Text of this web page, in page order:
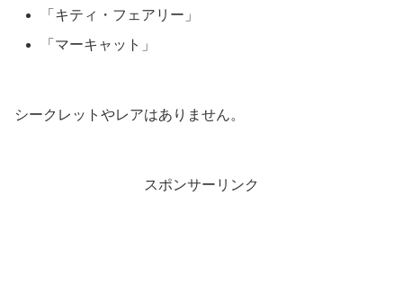
「キティ・フェアリー」
「マーキャット」
シークレットやレアはありません。
スポンサーリンク